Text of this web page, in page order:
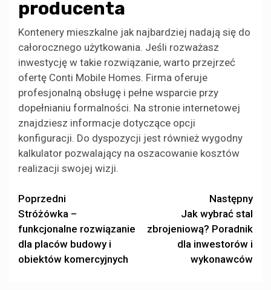
producenta
Kontenery mieszkalne jak najbardziej nadają się do
całorocznego użytkowania. Jeśli rozważasz
inwestycję w takie rozwiązanie, warto przejrzeć
ofertę Conti Mobile Homes. Firma oferuje
profesjonalną obsługę i pełne wsparcie przy
dopełnianiu formalności. Na stronie internetowej
znajdziesz informacje dotyczące opcji
konfiguracji. Do dyspozycji jest również wygodny
kalkulator pozwalający na oszacowanie kosztów
realizacji swojej wizji.
Zobacz
wpisy
Poprzedni
Stróżówka –
funkcjonalne rozwiązanie
dla placów budowy i
obiektów komercyjnych
Następny
Jak wybrać stal
zbrojeniową? Poradnik
dla inwestorów i
wykonawców